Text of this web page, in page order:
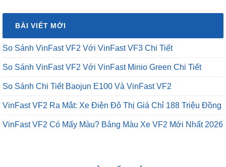
₫16,500,000.là:
BÀI VIẾT MỚI
So Sánh VinFast VF2 Với VinFast VF3 Chi Tiết
So Sánh VinFast VF2 Với VinFast Minio Green Chi Tiết
So Sánh Chi Tiết Baojun E100 Và VinFast VF2
VinFast VF2 Ra Mắt: Xe Điện Đô Thị Giá Chỉ 188 Triệu Đồng
VinFast VF2 Có Mấy Màu? Bảng Màu Xe VF2 Mới Nhất 2026